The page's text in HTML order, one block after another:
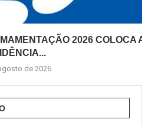
2026 COLOCA A
de 2026